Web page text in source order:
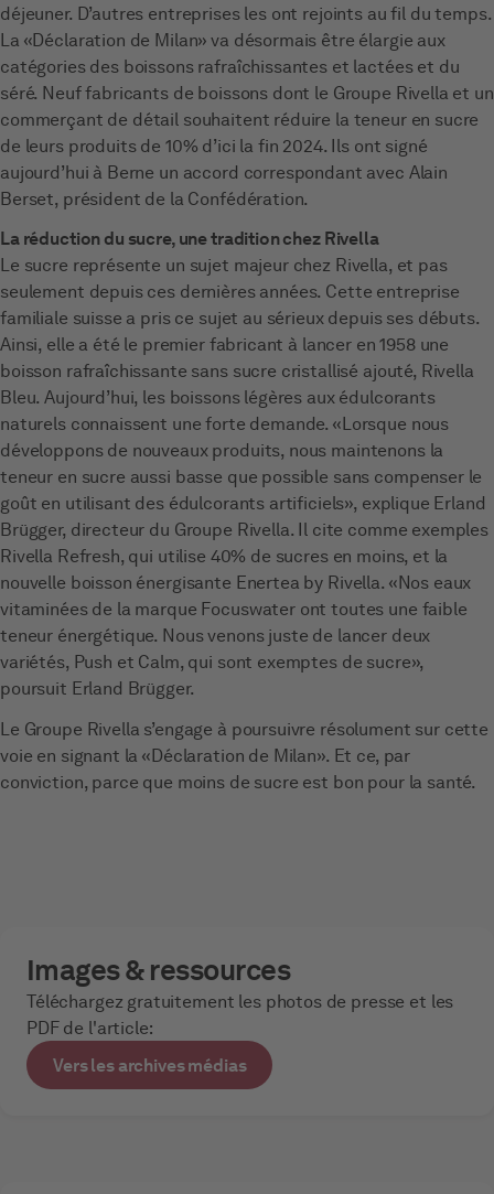
déjeuner. D’autres entreprises les ont rejoints au fil du temps.
La «Déclaration de Milan» va désormais être élargie aux
catégories des boissons rafraîchissantes et lactées et du
séré. Neuf fabricants de boissons dont le Groupe Rivella et un
commerçant de détail souhaitent réduire la teneur en sucre
de leurs produits de 10% d’ici la fin 2024. Ils ont signé
aujourd’hui à Berne un accord correspondant avec Alain
Berset, président de la Confédération.
La réduction du sucre, une tradition chez Rivella
Le sucre représente un sujet majeur chez Rivella, et pas
seulement depuis ces dernières années. Cette entreprise
familiale suisse a pris ce sujet au sérieux depuis ses débuts.
Ainsi, elle a été le premier fabricant à lancer en 1958 une
boisson rafraîchissante sans sucre cristallisé ajouté, Rivella
Bleu. Aujourd’hui, les boissons légères aux édulcorants
naturels connaissent une forte demande. «Lorsque nous
développons de nouveaux produits, nous maintenons la
teneur en sucre aussi basse que possible sans compenser le
goût en utilisant des édulcorants artificiels», explique Erland
Brügger, directeur du Groupe Rivella. Il cite comme exemples
Rivella Refresh, qui utilise 40% de sucres en moins, et la
nouvelle boisson énergisante Enertea by Rivella. «Nos eaux
vitaminées de la marque Focuswater ont toutes une faible
teneur énergétique. Nous venons juste de lancer deux
variétés, Push et Calm, qui sont exemptes de sucre»,
poursuit Erland Brügger.
Le Groupe Rivella s’engage à poursuivre résolument sur cette
voie en signant la «Déclaration de Milan». Et ce, par
conviction, parce que moins de sucre est bon pour la santé.
Images & ressources
Téléchargez gratuitement les photos de presse et les
PDF de l'article:
Vers les archives médias